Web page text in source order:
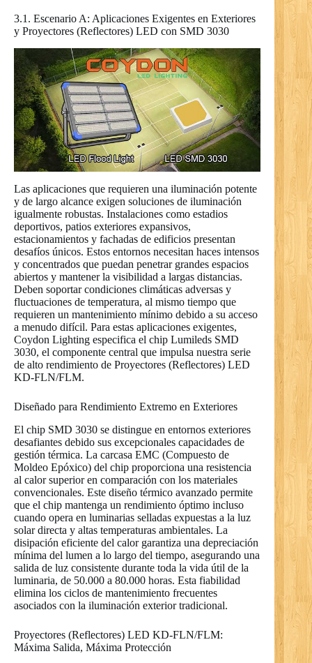
3.1. Escenario A: Aplicaciones Exigentes en Exteriores
y Proyectores (Reflectores) LED con SMD 3030
Las aplicaciones que requieren una iluminación potente
y de largo alcance exigen soluciones de iluminación
igualmente robustas. Instalaciones como estadios
deportivos, patios exteriores expansivos,
estacionamientos y fachadas de edificios presentan
desafíos únicos. Estos entornos necesitan haces intensos
y concentrados que puedan penetrar grandes espacios
abiertos y mantener la visibilidad a largas distancias.
Deben soportar condiciones climáticas adversas y
fluctuaciones de temperatura, al mismo tiempo que
requieren un mantenimiento mínimo debido a su acceso
a menudo difícil. Para estas aplicaciones exigentes,
Coydon Lighting especifica el chip Lumileds SMD
3030, el componente central que impulsa nuestra serie
de alto rendimiento de Proyectores (Reflectores) LED
KD-FLN/FLM.
Diseñado para Rendimiento Extremo en Exteriores
El chip SMD 3030 se distingue en entornos exteriores
desafiantes debido sus excepcionales capacidades de
gestión térmica. La carcasa EMC (Compuesto de
Moldeo Epóxico) del chip proporciona una resistencia
al calor superior en comparación con los materiales
convencionales. Este diseño térmico avanzado permite
que el chip mantenga un rendimiento óptimo incluso
cuando opera en luminarias selladas expuestas a la luz
solar directa y altas temperaturas ambientales. La
disipación eficiente del calor garantiza una depreciación
mínima del lumen a lo largo del tiempo, asegurando una
salida de luz consistente durante toda la vida útil de la
luminaria, de 50.000 a 80.000 horas. Esta fiabilidad
elimina los ciclos de mantenimiento frecuentes
asociados con la iluminación exterior tradicional.
Proyectores (Reflectores) LED KD-FLN/FLM:
Máxima Salida, Máxima Protección